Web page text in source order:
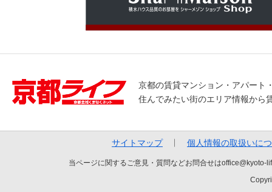
京都の賃貸マンション・アパート
住んでみたい街のエリア情報から
サイトマップ 個人情報の取扱いに
当ページに関するご意見・質問などお問合せは